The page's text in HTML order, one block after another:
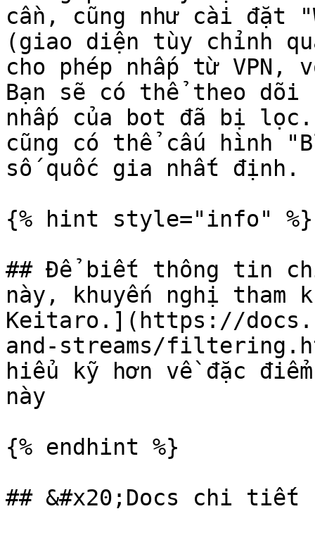
cần, cũng như cài đặt
(giao diện tùy chỉnh
cho phép nhấp từ
Bạn sẽ có thể theo dõi
nhấp của bot đã bị
cũng có thể cấu hình
số quốc gia nhất định.
{% hint style="info" %}
## Để biết thông tin
này, khuyến nghị
Keitaro.](https://
and-streams/
hiểu kỹ hơn về đặc
này
{% endhint %}
## &#x20;Docs chi tiết